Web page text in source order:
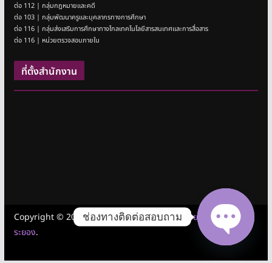
ต่อ 112 | กลุ่มกฎหมายและคดี
ต่อ 103 | กลุ่มพัฒนาครูและบุคลากรทางการศึกษา
ต่อ 116 | กลุ่มส่งเสริมการศึกษาทางไกลเทคโนโลยีสารสนเทศและการสื่อสาร
ต่อ 116 | หน่วยตรวจสอบภายใน
ที่ตั้งสำนักงาน
Copyright © 2026สำนักงานเขตพื้นที่การศึกษามัธยมศึกษาชลบุรี
ระยอง.
ช่องทางติดต่อสอบถาม